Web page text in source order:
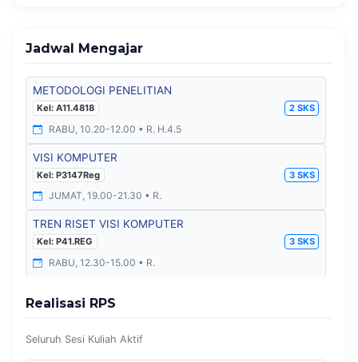
Jadwal Mengajar
METODOLOGI PENELITIAN
Kel: A11.4818 2 SKS
RABU, 10.20-12.00 • R. H.4.5
VISI KOMPUTER
Kel: P3147Reg 3 SKS
JUMAT, 19.00-21.30 • R.
TREN RISET VISI KOMPUTER
Kel: P41.REG 3 SKS
RABU, 12.30-15.00 • R.
Kel: A12.6604
Realisasi RPS
Seluruh Sesi Kuliah Aktif